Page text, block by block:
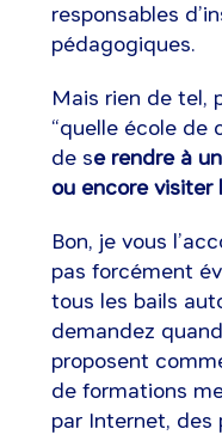
responsables
pédagogiques.
Mais rien de tel,
“quelle école de
de se rendre à
ou encore visiter
Bon, je vous
pas forcément
tous les bails
demandez
proposent
de formations
par Internet, des